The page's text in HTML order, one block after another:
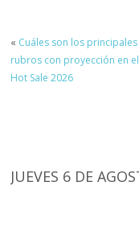
« Cuáles son los principales
rubros con proyección en el
Hot Sale 2026
JUEVES 6 DE